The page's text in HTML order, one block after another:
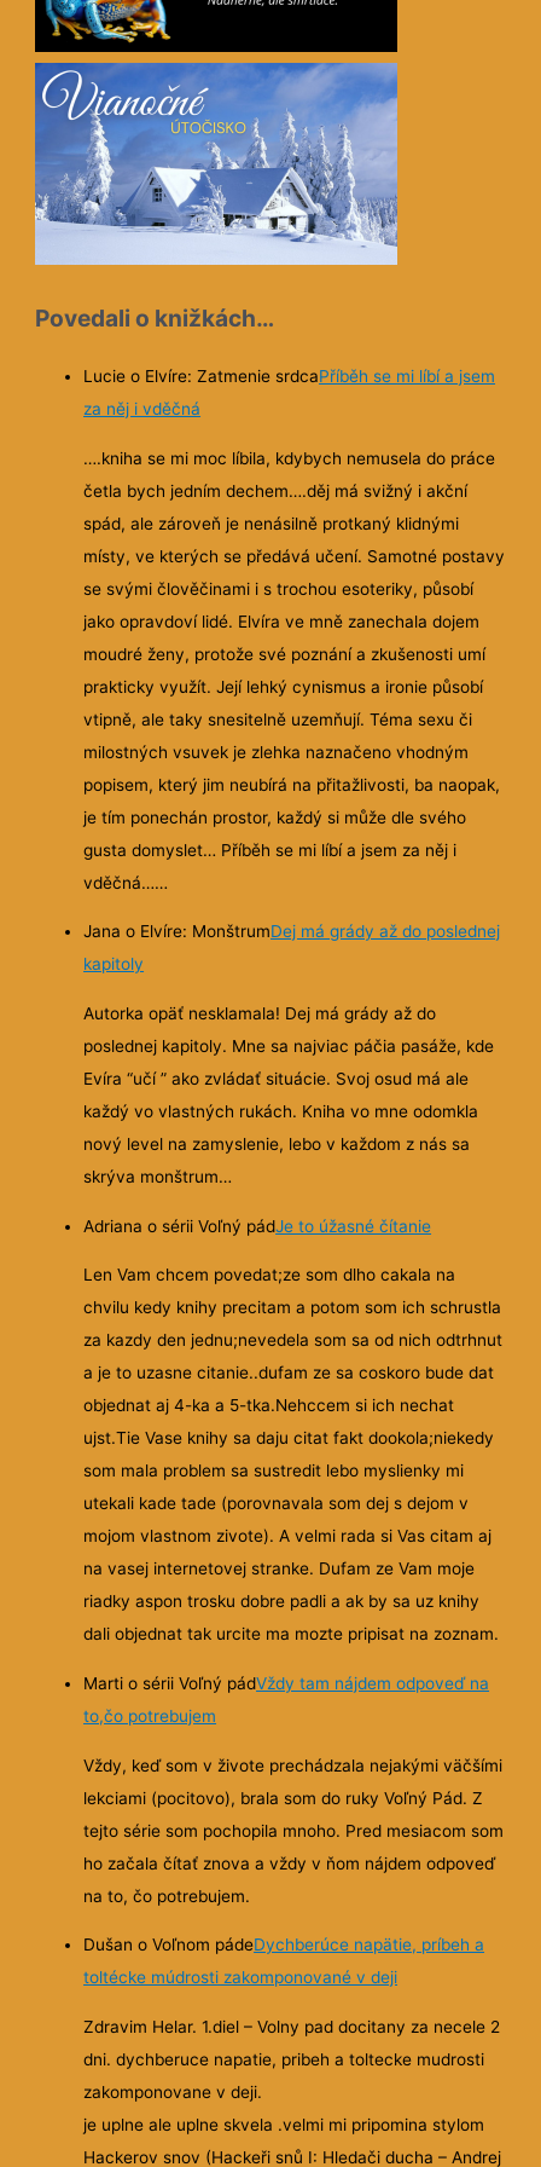
Povedali o knižkách…
Lucie o Elvíre: Zatmenie srdcaPříběh se mi líbí a jsem
za něj i vděčná
….kniha se mi moc líbila, kdybych nemusela do práce
četla bych jedním dechem….děj má svižný i akční
spád, ale zároveň je nenásilně protkaný klidnými
místy, ve kterých se předává učení. Samotné postavy
se svými člověčinami i s trochou esoteriky, působí
jako opravdoví lidé. Elvíra ve mně zanechala dojem
moudré ženy, protože své poznání a zkušenosti umí
prakticky využít. Její lehký cynismus a ironie působí
vtipně, ale taky snesitelně uzemňují. Téma sexu či
milostných vsuvek je zlehka naznačeno vhodným
popisem, který jim neubírá na přitažlivosti, ba naopak,
je tím ponechán prostor, každý si může dle svého
gusta domyslet… Příběh se mi líbí a jsem za něj i
vděčná……
Jana o Elvíre: MonštrumDej má grády až do poslednej
kapitoly
Autorka opäť nesklamala! Dej má grády až do
poslednej kapitoly. Mne sa najviac páčia pasáže, kde
Evíra “učí ” ako zvládať situácie. Svoj osud má ale
každý vo vlastných rukách. Kniha vo mne odomkla
nový level na zamyslenie, lebo v každom z nás sa
skrýva monštrum…
Adriana o sérii Voľný pádJe to úžasné čítanie
Len Vam chcem povedat;ze som dlho cakala na
chvilu kedy knihy precitam a potom som ich schrustla
za kazdy den jednu;nevedela som sa od nich odtrhnut
a je to uzasne citanie..dufam ze sa coskoro bude dat
objednat aj 4-ka a 5-tka.Nehccem si ich nechat
ujst.Tie Vase knihy sa daju citat fakt dookola;niekedy
som mala problem sa sustredit lebo myslienky mi
utekali kade tade (porovnavala som dej s dejom v
mojom vlastnom zivote). A velmi rada si Vas citam aj
na vasej internetovej stranke. Dufam ze Vam moje
riadky aspon trosku dobre padli a ak by sa uz knihy
dali objednat tak urcite ma mozte pripisat na zoznam.
Marti o sérii Voľný pádVždy tam nájdem odpoveď na
to,čo potrebujem
Vždy, keď som v živote prechádzala nejakými väčšími
lekciami (pocitovo), brala som do ruky Voľný Pád. Z
tejto série som pochopila mnoho. Pred mesiacom som
ho začala čítať znova a vždy v ňom nájdem odpoveď
na to, čo potrebujem.
Dušan o Voľnom pádeDychberúce napätie, príbeh a
toltécke múdrosti zakomponované v deji
Zdravim Helar. 1.diel – Volny pad docitany za necele 2
dni. dychberuce napatie, pribeh a toltecke mudrosti
zakomponovane v deji.
je uplne ale uplne skvela .velmi mi pripomina stylom
Hackerov snov (Hackeři snů I: Hledači ducha – Andrej